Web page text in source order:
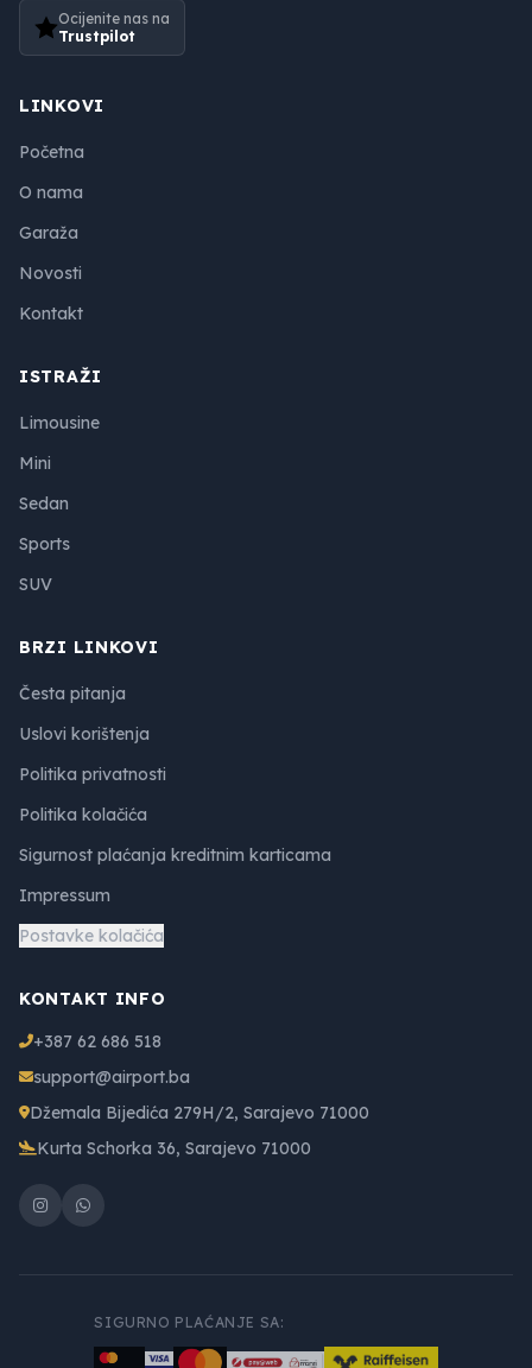
Ocijenite nas na
Trustpilot
LINKOVI
Početna
O nama
Garaža
Novosti
Kontakt
ISTRAŽI
Limousine
Mini
Sedan
Sports
SUV
BRZI LINKOVI
Česta pitanja
Uslovi korištenja
Politika privatnosti
Politika kolačića
Sigurnost plaćanja kreditnim karticama
Impressum
Postavke kolačića
KONTAKT INFO
+387 62 686 518
support@airport.ba
Džemala Bijedića 279H/2, Sarajevo 71000
Kurta Schorka 36, Sarajevo 71000
SIGURNO PLAĆANJE SA: